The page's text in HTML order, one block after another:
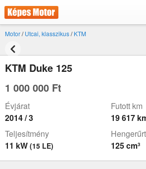
Motor/Utcai, klasszikus/KTM
KTM Duke 125
1 000 000 Ft
Évjárat
2014 / 3
Futott km
19 617
Teljesítmény
11 kW (15 LE)
125 cm³